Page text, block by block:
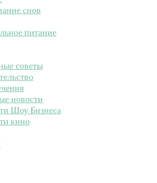
снов
питание
советы
новости
Шоу Бизнеса
кино